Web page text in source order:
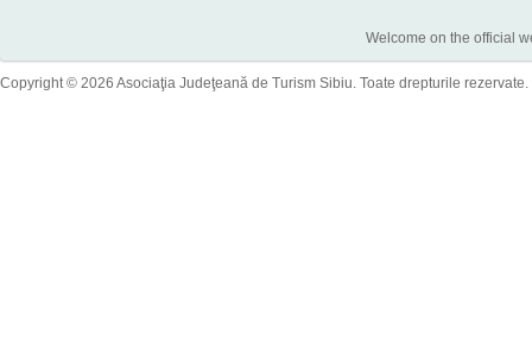
Welcome on the official
Copyright © 2026 Asociaţia Judeţeană de Turism Sibiu. Toate drepturile rezervate.